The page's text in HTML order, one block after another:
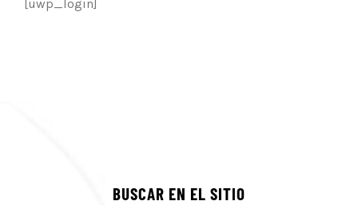
[uwp_login]
BUSCAR EN EL SITIO